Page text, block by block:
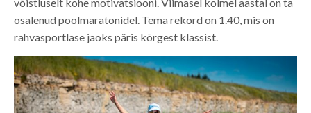
osalenud poolmaratonidel. Tema rekord on 1.40, mis on
rahvasportlase jaoks päris kõrgest klassist.